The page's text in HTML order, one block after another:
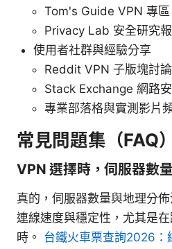
Tom's Guide VPN 專區
Privacy Lab 安全研究
使用者社群與經驗分享
Reddit VPN 子版塊討
Stack Exchange 網路
專業部落格與實測影片
常見問題集（FAQ）
VPN 選擇時，伺服器數
真的，伺服器數量與地理分
連線速度與穩定性，尤其是
時。 台鐵火車票查詢2026：